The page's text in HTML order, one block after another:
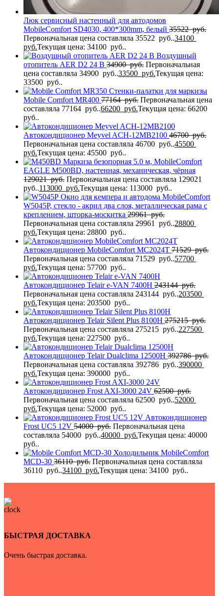
Люк сервисный настенный для автодомов
MobileComfort SD4030, 400*300mm, белый 35522руб.
Первоначальная цена составляла 35522 руб..34100
руб.Текущая цена: 34100 руб..
Воздушный
отопитель AER D2 24 В 34900руб. Первоначальная
цена составляла 34900 руб..33500 руб.Текущая цена:
33500 руб..
Стенки-палатки для маркизы
Mobile Comfort MR400 77164руб. Первоначальная цена
составляла 77164 руб..66200 руб.Текущая цена: 66200
руб..
Автокондиционер Meyvel ACH-12MB2100 46700руб.
Первоначальная цена составляла 46700 руб..45500
руб.Текущая цена: 45500 руб..
Маркиза безопорная 5.0 м, MobileComfort
EAGLE M500BD, настенная, механическая, чёрная
129021руб. Первоначальная цена составляла 129021
руб..113000 руб.Текущая цена: 113000 руб..
Окно для кемпера и автодома MobileComfort
W5045P, стекло - акрил два слоя, металлическая рама с
креплением, шторка-москитка 29961руб.
Первоначальная цена составляла 29961 руб..28800
руб.Текущая цена: 28800 руб..
Автокондиционер MobileComfort MC2024T 71529руб.
Первоначальная цена составляла 71529 руб..57700
руб.Текущая цена: 57700 руб..
Автокондиционер Telair e-VAN 7400H 243144руб.
Первоначальная цена составляла 243144 руб..203500
руб.Текущая цена: 203500 руб..
Автокондиционер Telair Silent Plus 8100H 275215руб.
Первоначальная цена составляла 275215 руб..227500
руб.Текущая цена: 227500 руб..
Автокондиционер Telair Dualclima 12500H 392786руб.
Первоначальная цена составляла 392786 руб..390000
руб.Текущая цена: 390000 руб..
Автокондиционер Frost AXI-3000 24V 62500руб.
Первоначальная цена составляла 62500 руб..52000
руб.Текущая цена: 52000 руб..
Автокондиционер
Frost UC5 12V 54000руб. Первоначальная цена
составляла 54000 руб..40000 руб.Текущая цена: 40000
руб..
Холодильник MobileComfort
MCD-30 36110руб. Первоначальная цена составляла
36110 руб..34100 руб.Текущая цена: 34100 руб..
БЫСТРАЯ ДОСТАВКА
Очень быстрая доставка.